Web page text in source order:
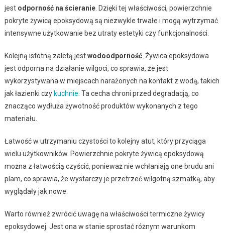
jest odporność na ścieranie. Dzięki tej właściwości, powierzchnie
pokryte żywicą epoksydową są niezwykle trwałe i mogą wytrzymać
intensywne użytkowanie bez utraty estetyki czy funkcjonalności.
Kolejną istotną zaletą jestwodoodporność. Żywica epoksydowa
jest odporna na działanie wilgoci, co sprawia, że jest
wykorzystywana w miejscach narażonych na kontakt z wodą, takich
jak łazienki czy kuchnie . Ta cecha chroni przed degradacją, co
znacząco wydłuża żywotność produktów wykonanych z tego
materiału.
Łatwość w utrzymaniu czystości to kolejny atut, który przyciąga
wielu użytkowników. Powierzchnie pokryte żywicą epoksydową
można z łatwością czyścić, ponieważ nie wchłaniają one brudu ani
plam, co sprawia, że wystarczy je przetrzeć wilgotną szmatką, aby
wyglądały jak nowe.
Warto również zwrócić uwagę na właściwości termiczne żywicy
epoksydowej. Jest ona w stanie sprostać różnym warunkom